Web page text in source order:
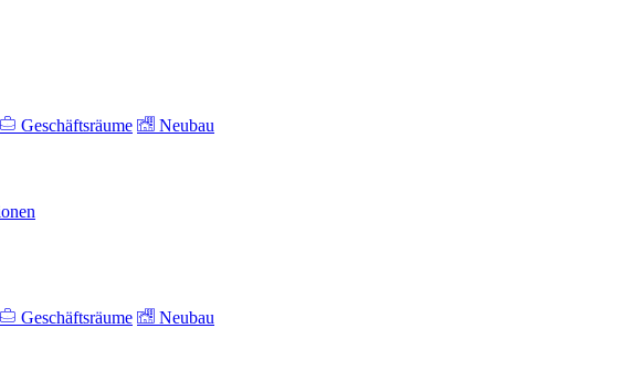
Geschäftsräume Neubau
Geschäftsräume Neubau